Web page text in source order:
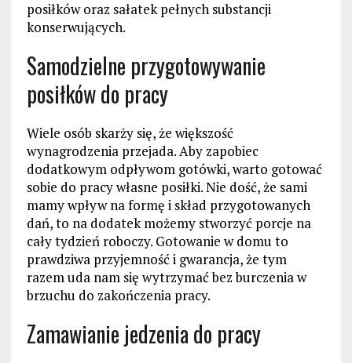
posiłków oraz sałatek pełnych substancji
konserwujących.
Samodzielne przygotowywanie
posiłków do pracy
Wiele osób skarży się, że większość
wynagrodzenia przejada. Aby zapobiec
dodatkowym odpływom gotówki, warto gotować
sobie do pracy własne posiłki. Nie dość, że sami
mamy wpływ na formę i skład przygotowanych
dań, to na dodatek możemy stworzyć porcje na
cały tydzień roboczy. Gotowanie w domu to
prawdziwa przyjemność i gwarancja, że tym
razem uda nam się wytrzymać bez burczenia w
brzuchu do zakończenia pracy.
Zamawianie jedzenia do pracy